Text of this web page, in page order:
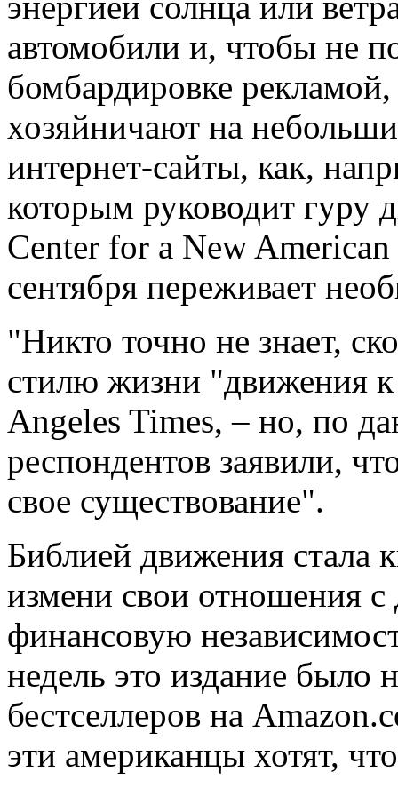
автомобили и, чтобы не
бомбардировке
хозяйничают на
интернет-сайты, как,
которым руководит гуру
Center for a New
сентября переживает
"Никто точно не знает,
стилю жизни "движения
Angeles Times, – но, по
респондентов заявили,
свое существование".
Библией движения стала
измени свои отношения
финансовую
недель это издание было
бестселлеров на
эти американцы хотят,